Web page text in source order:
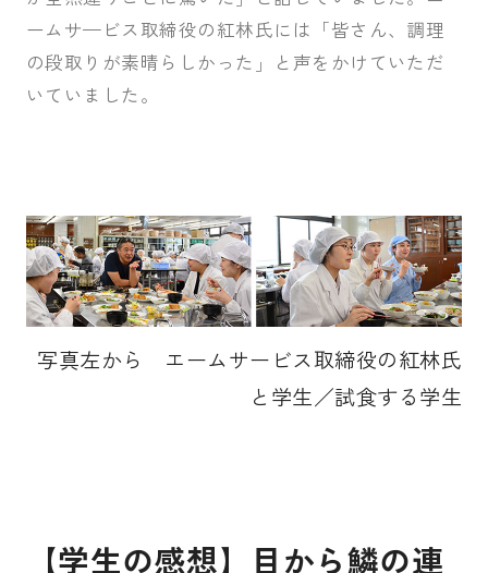
ームサ—ビス取締役の紅林氏には「皆さん、調理
の段取りが素晴らしかった」と声をかけていただ
いていました。
写真左から エームサービス取締役の紅林氏
と学生／試食する学生
【学生の感想】目から鱗の連